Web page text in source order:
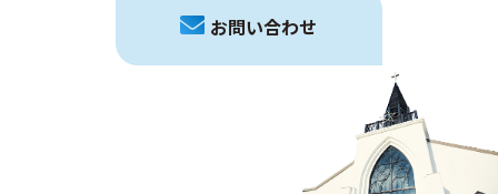
お問い合わせ